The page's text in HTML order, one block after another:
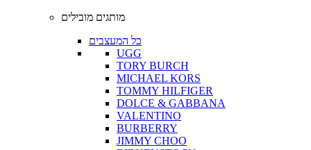
מותגים מובילים
כל המעצבים
UGG
TORY BURCH
MICHAEL KORS
TOMMY HILFIGER
DOLCE & GABBANA
VALENTINO
BURBERRY
JIMMY CHOO